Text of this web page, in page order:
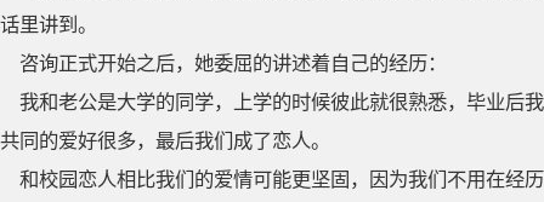
话里讲到。
咨询正式开始之后，她委屈的讲述着自己的经历：
我和老公是大学的同学，上学的时候彼此就很熟悉，毕业后
共同的爱好很多，最后我们成了恋人。
和校园恋人相比我们的爱情可能更坚固，因为我们不用在经